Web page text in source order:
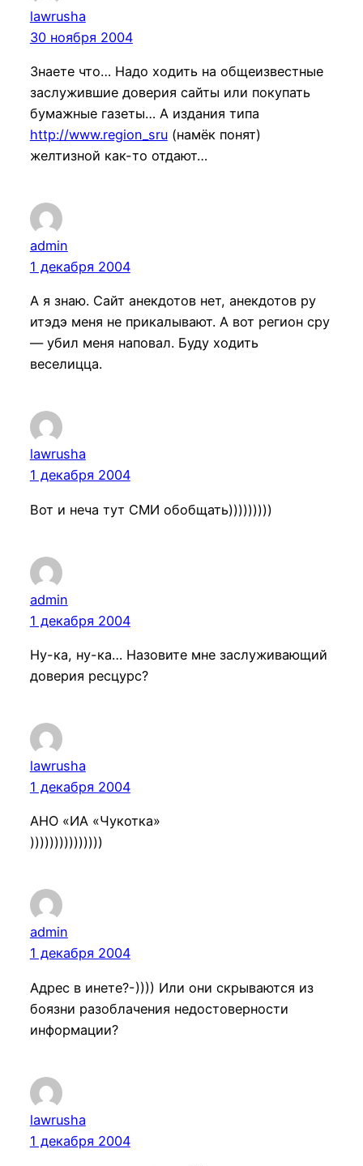
lawrusha
30 ноября 2004
Знаете что… Надо ходить на общеизвестные
заслужившие доверия сайты или покупать
бумажные газеты… А издания типа
http://www.region_sru(намёк понят)
желтизной как-то отдают…
admin
1 декабря 2004
А я знаю. Сайт анекдотов нет, анекдотов ру
итэдэ меня не прикалывают. А вот регион сру
— убил меня наповал. Буду ходить
веселицца.
lawrusha
1 декабря 2004
Вот и неча тут СМИ обобщать)))))))))
admin
1 декабря 2004
Ну-ка, ну-ка… Назовите мне заслуживающий
доверия ресцурс?
lawrusha
1 декабря 2004
АНО «ИА «Чукотка»
)))))))))))))))
admin
1 декабря 2004
Адрес в инете?-)))) Или они скрываются из
боязни разоблачения недостоверности
информации?
lawrusha
1 декабря 2004